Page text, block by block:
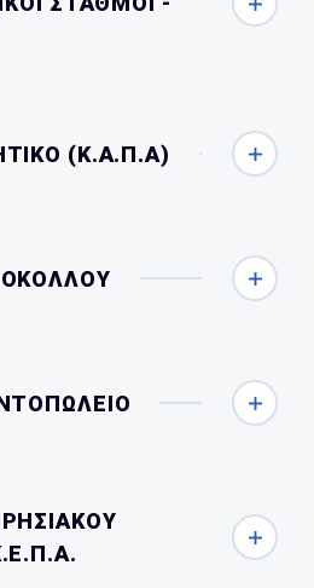
(Κ.Α.Π.Α)